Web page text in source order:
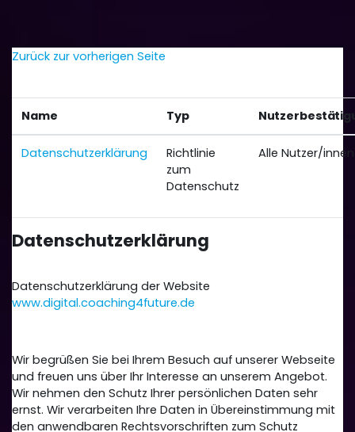
Zurück zur vorherigen Seite
Name Typ
Datenschutzerklärung
Richtlinie
zum
Datenschutz
Alle Nutzer/innen
Datenschutzerklärung
Datenschutzerklärung der Website
www.digital.coaching4future.de
Wir begrüßen Sie bei Ihrem Besuch auf unserer Webseite
und freuen uns über Ihr Interesse an unserem Angebot.
Wir nehmen den Schutz Ihrer persönlichen Daten sehr
ernst. Wir verarbeiten Ihre Daten in Übereinstimmung mit
den anwendbaren Rechtsvorschriften zum Schutz